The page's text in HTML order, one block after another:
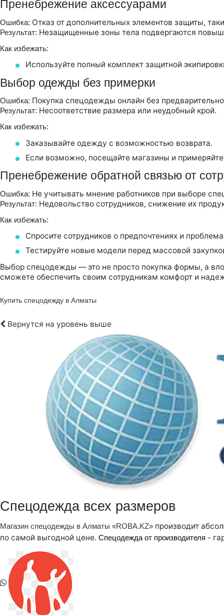
Пренебрежение аксессуарами
Ошибка: Отказ от дополнительных элементов защиты,
Результат: Незащищенные зоны тела подвергаются
Как избежать:
Используйте полный комплект защитной
Выбор одежды без примерки
Ошибка: Покупка спецодежды онлайн без
Результат: Несоответствие размера или неудобный крой.
Как избежать:
Заказывайте одежду с возможностью возврата.
Если возможно, посещайте магазины и
Пренебрежение обратной связью от
Ошибка: Не учитывать мнение работников при выборе
Результат: Недовольство сотрудников, снижение их
Как избежать:
Спросите сотрудников о предпочтениях и
Тестируйте новые модели перед массовой
Выбор спецодежды — это не просто покупка формы, а
сможете обеспечить своим сотрудникам комфорт и
Купить спецодежду в Алматы
Вернутся на уровень выше
Спецодежда всех размеров
Магазин спецодежды в Алматы «ROBA.KZ» производит
по самой выгодной цене. Спецодежда от производителя -